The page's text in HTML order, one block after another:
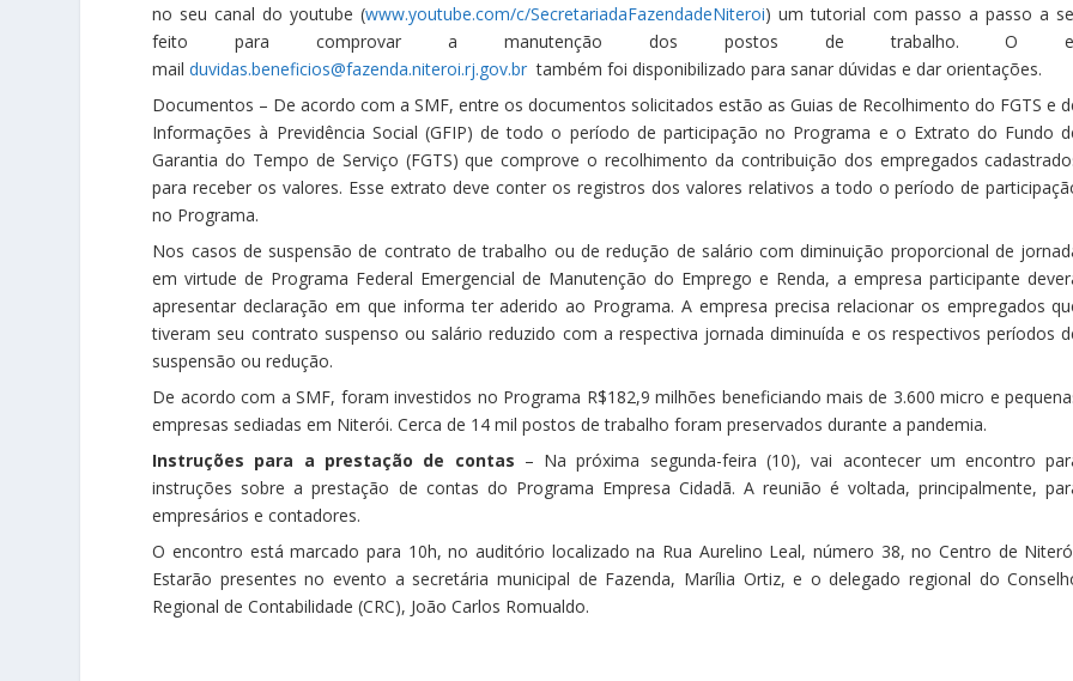
no seu canal do youtube (www.youtube.com/c/SecretariadaFazendadeNiteroi) um tutorial com passo a passo a
feito para comprovar a manutenção dos postos de trabalho. O
mailduvidas.beneficios@fazenda.niteroi.rj.gov.br também foi disponibilizado para sanar dúvidas e dar orientações.
Documentos – De acordo com a SMF, entre os documentos solicitados estão as Guias de Recolhimento do FGTS e
Informações à Previdência Social (GFIP) de todo o período de participação no Programa e o Extrato do Fundo
Garantia do Tempo de Serviço (FGTS) que comprove o recolhimento da contribuição dos empregados
para receber os valores. Esse extrato deve conter os registros dos valores relativos a todo o período de
no Programa.
Nos casos de suspensão de contrato de trabalho ou de redução de salário com diminuição proporcional de
em virtude de Programa Federal Emergencial de Manutenção do Emprego e Renda, a empresa participante
apresentar declaração em que informa ter aderido ao Programa. A empresa precisa relacionar os empregados
tiveram seu contrato suspenso ou salário reduzido com a respectiva jornada diminuída e os respectivos períodos
suspensão ou redução.
De acordo com a SMF, foram investidos no Programa R$182,9 milhões beneficiando mais de 3.600 micro e
empresas sediadas em Niterói. Cerca de 14 mil postos de trabalho foram preservados durante a pandemia.
Instruções para a prestação de contas – Na próxima segunda-feira (10), vai acontecer um encontro
instruções sobre a prestação de contas do Programa Empresa Cidadã. A reunião é voltada, principalmente,
empresários e contadores.
O encontro está marcado para 10h, no auditório localizado na Rua Aurelino Leal, número 38, no Centro de
Estarão presentes no evento a secretária municipal de Fazenda, Marília Ortiz, e o delegado regional do
Regional de Contabilidade (CRC), João Carlos Romualdo.